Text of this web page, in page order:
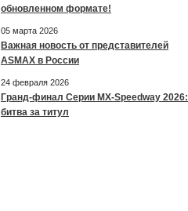
обновленном формате!
05 марта 2026
Важная новость от представителей
ASMAX в России
24 февраля 2026
Гранд-финал Серии MX-Speedway 2026:
битва за титул